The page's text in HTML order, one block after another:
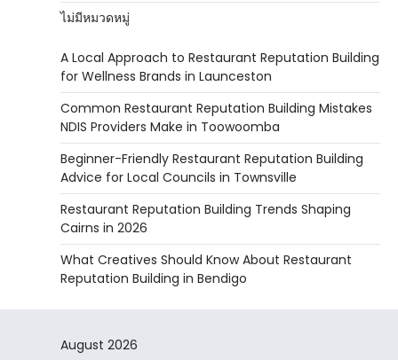
ไม่มีหมวดหมู่
A Local Approach to Restaurant Reputation Building
for Wellness Brands in Launceston
Common Restaurant Reputation Building Mistakes
NDIS Providers Make in Toowoomba
Beginner-Friendly Restaurant Reputation Building
Advice for Local Councils in Townsville
Restaurant Reputation Building Trends Shaping
Cairns in 2026
What Creatives Should Know About Restaurant
Reputation Building in Bendigo
August 2026